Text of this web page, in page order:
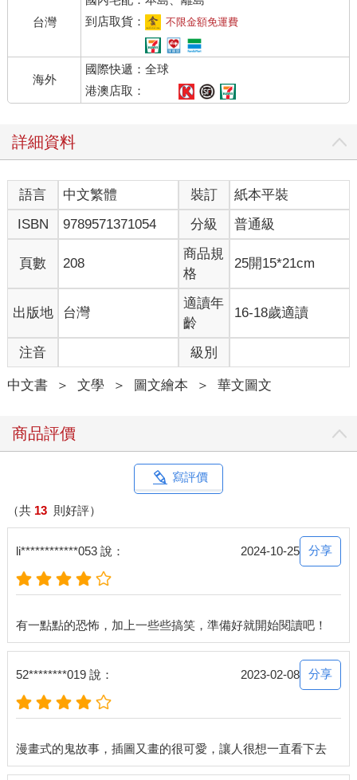
台灣
到店取貨：
不限金額免運費
海外
國際快遞：全球
港澳店取：
詳細資料
語言 中文繁體 裝訂
紙本平裝
ISBN
9789571371054 分級 普通級
頁數 208
商品規
格
25開15*21cm
出版地 台灣
適讀年
齡
16-18歲適讀
注音 級別
中文書 ＞ 文學 ＞ 圖文繪本 ＞ 華文圖文
商品評價
寫評價
（共 13 則好評）
li************053 說： 2024-10-25 分享
52********019 說： 2023-02-08 分享
漫畫式的鬼故事，插圖又畫的很可愛，讓人很想一直看下去